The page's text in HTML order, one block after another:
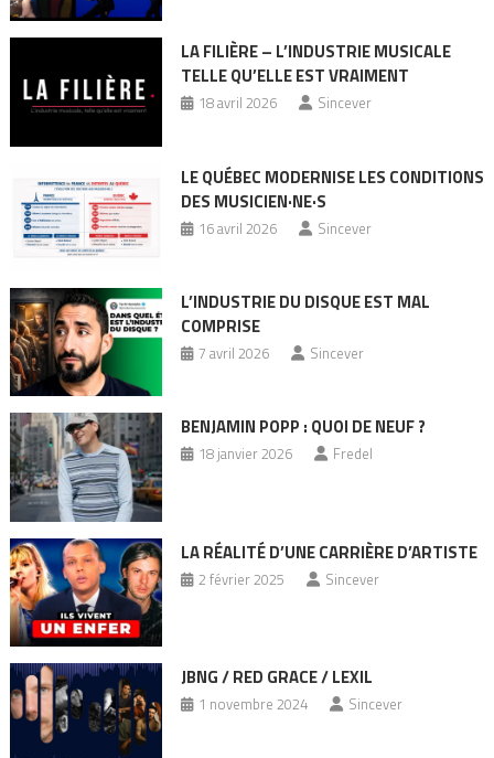
LA FILIÈRE – L’INDUSTRIE MUSICALE
TELLE QU’ELLE EST VRAIMENT
18 avril 2026 Sincever
LE QUÉBEC MODERNISE LES CONDITIONS
DES MUSICIEN·NE·S
16 avril 2026 Sincever
L’INDUSTRIE DU DISQUE EST MAL
COMPRISE
7 avril 2026 Sincever
BENJAMIN POPP : QUOI DE NEUF ?
18 janvier 2026 Fredel
LA RÉALITÉ D’UNE CARRIÈRE D’ARTISTE
2 février 2025 Sincever
JBNG / RED GRACE / LEXIL
1 novembre 2024 Sincever